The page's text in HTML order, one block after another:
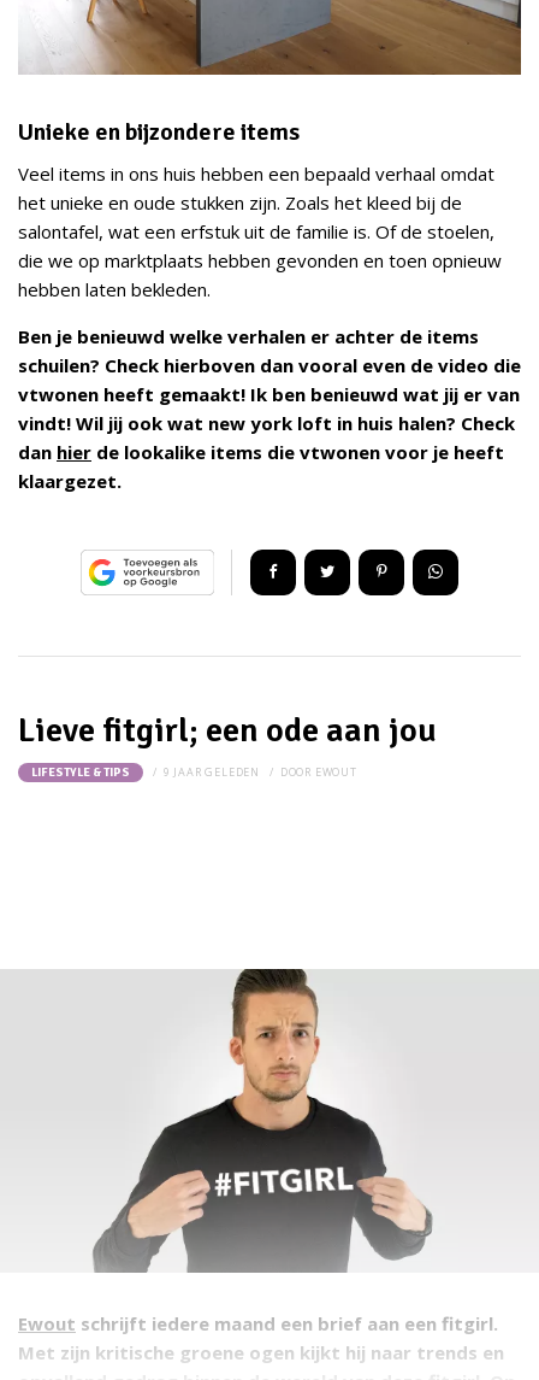
Unieke en bijzondere items
Veel items in ons huis hebben een bepaald verhaal omdat
het unieke en oude stukken zijn. Zoals het kleed bij de
salontafel, wat een erfstuk uit de familie is. Of de stoelen,
die we op marktplaats hebben gevonden en toen opnieuw
hebben laten bekleden.
Ben je benieuwd welke verhalen er achter de items
schuilen? Check hierboven dan vooral even de video die
vtwonen heeft gemaakt! Ik ben benieuwd wat jij er van
vindt! Wil jij ook wat new york loft in huis halen? Check
dan hier de lookalike items die vtwonen voor je heeft
klaargezet.
Lieve fitgirl; een ode aan jou
LIFESTYLE & TIPS 9 JAAR GELEDEN DOOR EWOUT
Ewout schrijft iedere maand een brief aan een fitgirl.
Met zijn kritische groene ogen kijkt hij naar trends en